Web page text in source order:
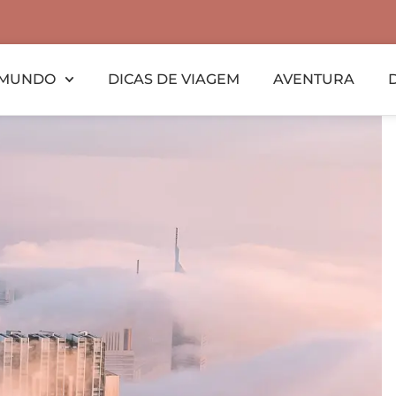
DICAS DE VIAGEM AVENTURA